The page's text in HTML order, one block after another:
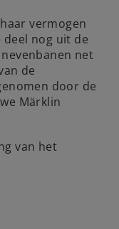
vermogen
nog uit de
net
de
door de
Märklin
van het